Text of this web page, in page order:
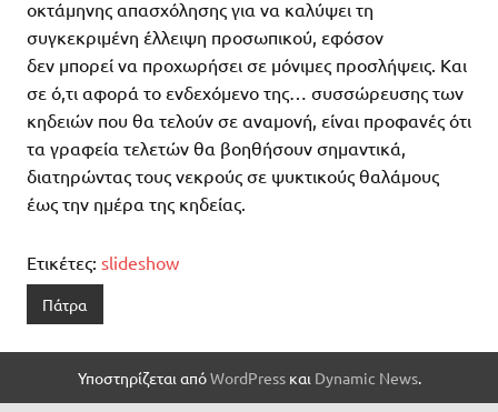
οκτάμηνης απασχόλησης για να καλύψει τη
συγκεκριμένη έλλειψη προσωπικού, εφόσον
δεν μπορεί να προχωρήσει σε μόνιμες προσλήψεις. Και
σε ό,τι αφορά το ενδεχόμενο της… συσσώρευσης των
κηδειών που θα τελούν σε αναμονή, είναι προφανές ότι
τα γραφεία τελετών θα βοηθήσουν σημαντικά,
διατηρώντας τους νεκρούς σε ψυκτικούς θαλάμους
έως την ημέρα της κηδείας.
Ετικέτες: slideshow
Πάτρα
Υποστηρίζεται απόWordPressκαι Dynamic News.